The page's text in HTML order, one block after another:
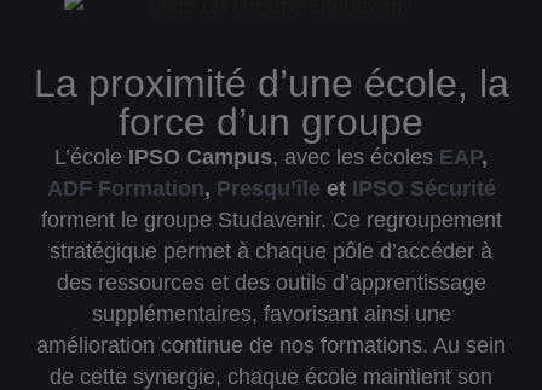
La proximité d’une école, la
force d’un groupe
L’école IPSO Campus, avec les écoles EAP,
ADF Formation, Presqu’île et IPSO Sécurité
forment le groupe Studavenir. Ce regroupement
stratégique permet à chaque pôle d’accéder à
des ressources et des outils d’apprentissage
supplémentaires, favorisant ainsi une
amélioration continue de nos formations. Au sein
de cette synergie, chaque école maintient son